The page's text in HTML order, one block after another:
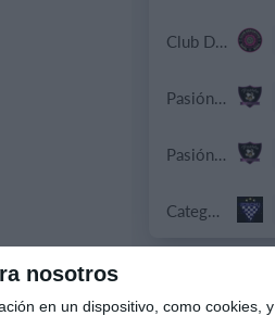
nosotros
en un dispositivo, como cookies, y
Club Deportivo Santa Rosa
Pasión Futsal
Pasión Futsal
Categoria Primera